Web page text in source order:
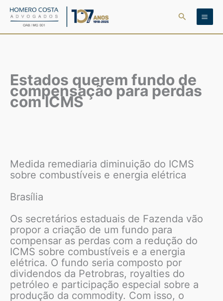
para
Pesquisar
Estados querem fundo de
compensação para perdas
com ICMS
Medida remediaria diminuição do ICMS
sobre combustíveis e energia elétrica
Brasília
Os secretários estaduais de Fazenda vão
propor a criação de um fundo para
compensar as perdas com a redução do
ICMS sobre combustíveis e a energia
elétrica. O fundo seria composto por
dividendos da Petrobras, royalties do
petróleo e participação especial sobre a
produção da commodity. Com isso, o